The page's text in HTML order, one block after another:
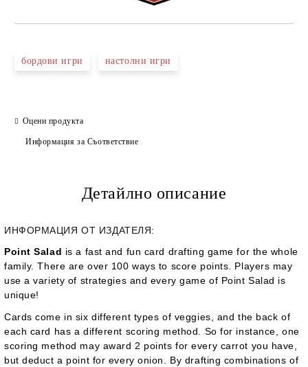
бордови игри настолни игри
Оцени продукта
Информация за Съответствие
Детайлно описание
ИНФОРМАЦИЯ ОТ ИЗДАТЕЛЯ:
Point Salad is a fast and fun card drafting game for the whole
family. There are over 100 ways to score points. Players may
use a variety of strategies and every game of Point Salad is
unique!
Cards come in six different types of veggies, and the back of
each card has a different scoring method. So for instance, one
scoring method may award 2 points for every carrot you have,
but deduct a point for every onion. By drafting combinations of